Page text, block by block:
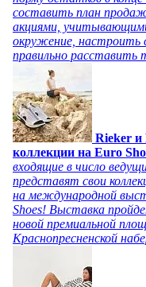
составить план
акциями,
окружение, настроить
правильно расставить
Rieker и
коллекции на Euro
входящие в число
представят свои
на международной
Shoes! Выставка
новой премиальной
Краснопресненской